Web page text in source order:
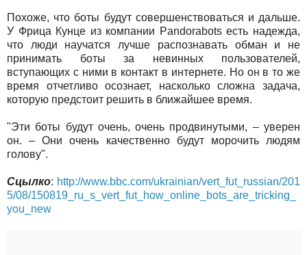
Похоже, что боты будут совершенствоваться и дальше.
У Фрица Кунце из компании Pandorabots есть надежда,
что люди научатся лучше распознавать обман и не
принимать боты за невинных пользователей,
вступающих с ними в контакт в интернете. Но он в то же
время отчетливо осознает, насколько сложна задача,
которую предстоит решить в ближайшее время.
"Эти боты будут очень, очень продвинутыми, – уверен
он. – Они очень качественно будут морочить людям
голову".
Сцылко: http://www.bbc.com/ukrainian/vert_fut_russian/201
5/08/150819_ru_s_vert_fut_how_online_bots_are_tricking_
you_new